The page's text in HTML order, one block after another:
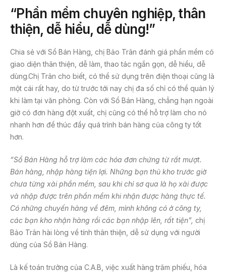
“Phần mềm chuyên nghiệp, thân
thiện, dễ hiểu, dễ dùng!”
Chia sẻ với Sổ Bán Hàng, chị Bảo Trân đánh giá phần mềm có
giao diện thân thiện, dễ làm, thao tác ngắn gọn, dễ hiểu, dễ
dùng.Chị Trân cho biết, có thể sử dụng trên điện thoại cũng là
một cái rất hay, do từ trước tới nay chị đa số chỉ có thể quản lý
khi làm tại văn phòng. Còn với Sổ Bán Hàng, chẳng hạn ngoài
giờ có đơn hàng đột xuất, chị cũng có thể hỗ trợ làm cho nó
nhanh hơn để thúc đẩy quá trình bán hàng của công ty tốt
hơn.
“Sổ Bán Hàng hỗ trợ làm các hóa đơn chứng từ rất mượt.
Bán hàng, nhập hàng tiện lợi. Những bạn thủ kho trước giờ
chưa từng xài phần mềm, sau khi chỉ sơ qua là họ xài được
và nhập được trên phần mềm khi nhận được hàng thực tế.
Có những chuyến hàng về đêm, mình không có ở công ty,
các bạn kho nhận hàng rồi các bạn nhập lên, rất tiện”, chị
Bảo Trân hài lòng về tính thân thiện, dễ sử dụng với người
dùng của Sổ Bán Hàng.
Là kế toán trưởng của C.A.B, việc xuất hàng trăm phiếu, hóa